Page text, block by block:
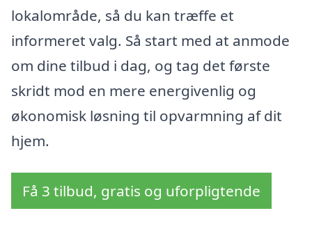
lokalområde, så du kan træffe et
informeret valg. Så start med at anmode
om dine tilbud i dag, og tag det første
skridt mod en mere energivenlig og
økonomisk løsning til opvarmning af dit
hjem.
Få 3 tilbud, gratis og uforpligtende